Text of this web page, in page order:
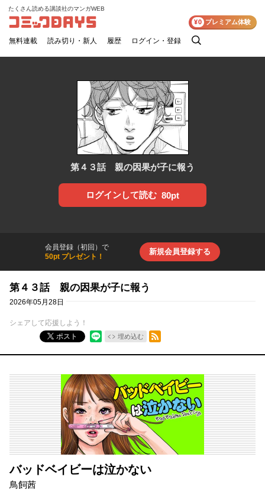
コミックDAYS
たくさん読める講談社のマンガWEB
無料連載 読み切り・新人 履歴 ログイン・登録
検
¥0 プレミアム体験
第４３話 親の因果が子に報う
ログインして読む 80pt
会員登録（初回）で
50pt プレゼント！
新規会員登録する
第４３話 親の因果が子に報う
2026年05月28日
シェアして応援しよう！
ポスト
埋め込む
RSSフィード
バッドベイビーは泣かない
鳥飼茜